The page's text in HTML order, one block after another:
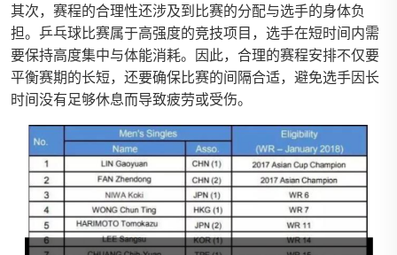
其次，赛程的合理性还涉及到比赛的分配与选手的身体负
担。乒乓球比赛属于高强度的竞技项目，选手在短时间内需
要保持高度集中与体能消耗。因此，合理的赛程安排不仅要
平衡赛期的长短，还要确保比赛的间隔合适，避免选手因长
时间没有足够休息而导致疲劳或受伤。